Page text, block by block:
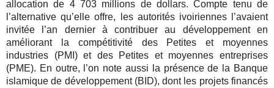
allocation de 4 703 millions de dollars. Compte tenu de
l’alternative qu’elle offre, les autorités ivoiriennes l’avaient
invitée l’an dernier à contribuer au développement en
améliorant la compétitivité des Petites et moyennes
industries (PMI) et des Petites et moyennes entreprises
(PME). En outre, l’on note aussi la présence de la Banque
islamique de développement (BID), dont les projets financés